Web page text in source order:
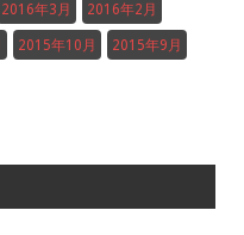
2016年3月 2016年2月
2015年10月 2015年9月